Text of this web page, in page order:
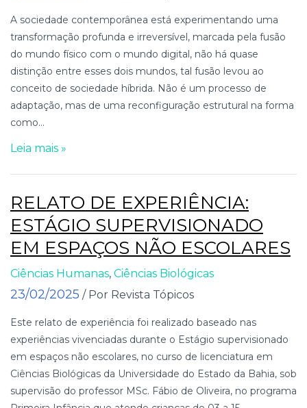
A sociedade contemporânea está experimentando uma
transformação profunda e irreversível, marcada pela fusão
do mundo físico com o mundo digital, não há quase
distinção entre esses dois mundos, tal fusão levou ao
conceito de sociedade híbrida. Não é um processo de
adaptação, mas de uma reconfiguração estrutural na forma
como...
Leia mais »
RELATO DE EXPERIÊNCIA:
ESTÁGIO SUPERVISIONADO
EM ESPAÇOS NÃO ESCOLARES
Ciências Humanas, Ciências Biológicas
23/02/2025 / Por Revista Tópicos
Este relato de experiência foi realizado baseado nas
experiências vivenciadas durante o Estágio supervisionado
em espaços não escolares, no curso de licenciatura em
Ciências Biológicas da Universidade do Estado da Bahia, sob
supervisão do professor MSc. Fábio de Oliveira, no programa